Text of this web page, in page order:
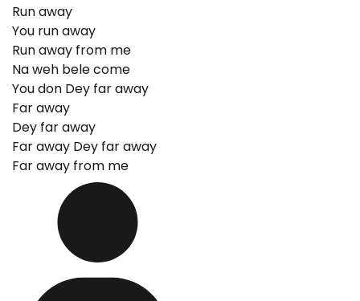
Run away
You run away
Run away from me
Na weh bele come
You don Dey far away
Far away
Dey far away
Far away Dey far away
Far away from me